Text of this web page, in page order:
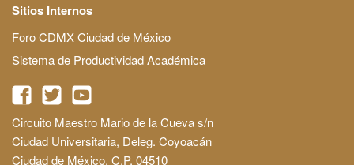
Sitios Internos
Foro CDMX Ciudad de México
Sistema de Productividad Académica
Circuito Maestro Mario de la Cueva s/n
Ciudad Universitaria, Deleg. Coyoacán
Ciudad de México, C.P. 04510